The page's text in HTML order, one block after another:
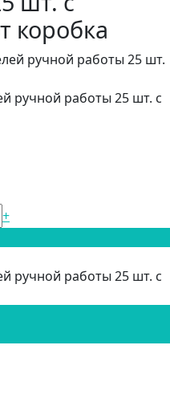
коробка
ручной работы 25 шт. с
+
ручной работы 25 шт. с